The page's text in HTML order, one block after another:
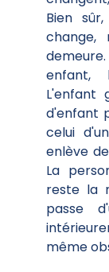
Bien
change,
enfant,
L'enfant
d'enfant
celui
enlève
La
reste la
passe
même